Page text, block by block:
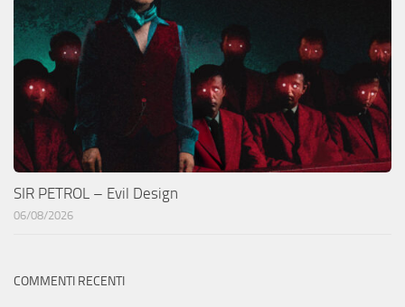
SIR PETROL – Evil Design
06/08/2026
COMMENTI RECENTI